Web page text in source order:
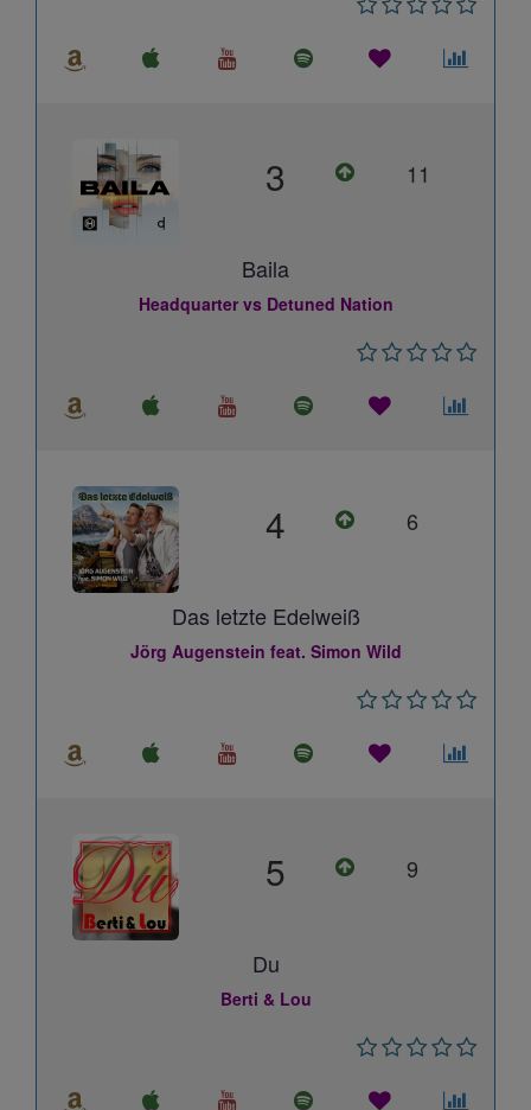
3 11
Baila
Headquarter vs Detuned Nation
4 6
Das letzte Edelweiß
Jörg Augenstein feat. Simon Wild
5 9
Du
Berti & Lou